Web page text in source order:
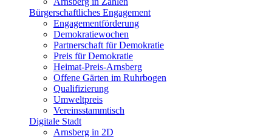
Bürgerschaftliches Engagement
Engagementförderung
Demokratiewochen
Partnerschaft für Demokratie
Preis für Demokratie
Heimat-Preis-Arnsberg
Offene Gärten im Ruhrbogen
Qualifizierung
Umweltpreis
Vereinsstammtisch
Digitale Stadt
Arnsberg in 2D